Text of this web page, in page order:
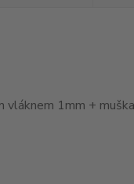
1mm +